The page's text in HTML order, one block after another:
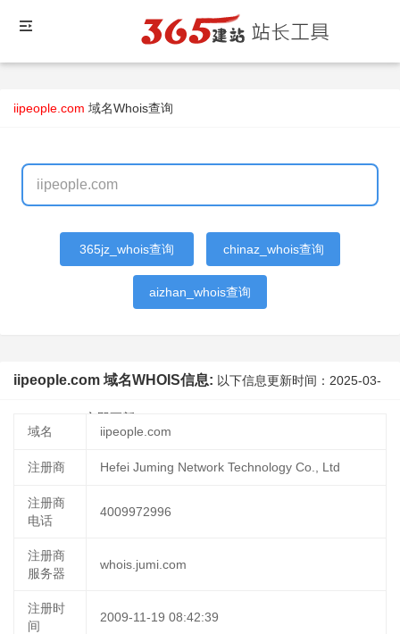
iipeople.com 域名Whois查询
365jz_whois查询 chinaz_whois查询
aizhan_whois查询
iipeople.com 域名WHOIS信息: 以下信息更新时间： 2025-03-
立即更新
域名
iipeople.com
注册商 Hefei Juming Network Technology Co., Ltd
注册商
电话
4009972996
注册商
服务器
whois.jumi.com
注册时
间
2009-11-19 08:42:39